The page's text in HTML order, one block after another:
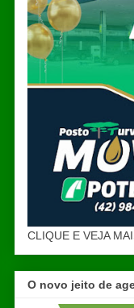
CLIQUE E VEJA
O novo jeito de